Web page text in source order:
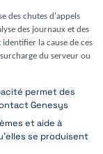
des chutes d'appels
des journaux et des
la cause de ces
du serveur ou
permet des
Genesys
et aide à
se produisent